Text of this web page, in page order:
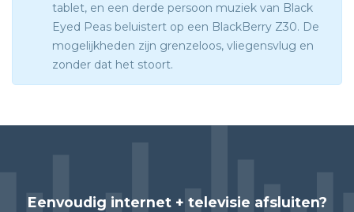
tablet, en een derde persoon muziek van Black
Eyed Peas beluistert op een BlackBerry Z30. De
mogelijkheden zijn grenzeloos, vliegensvlug en
zonder dat het stoort.
Eenvoudig internet + televisie afsluiten?